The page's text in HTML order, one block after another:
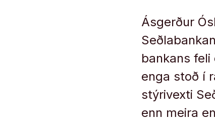
Ásgerður
bankans
enga stoð í
stýrivexti
enn meira